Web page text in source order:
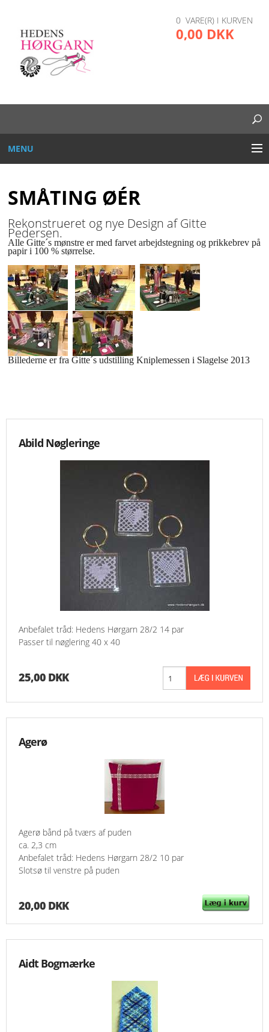
0 VARE(R) I KURVEN
0,00 DKK
MENU
DIVERSE
GARN OG TRÅD
GLAS, PLAST, METAL
KNIPLING
MØNSTRE OG BØGER
ORKIS
KURV
EMAIL
SMÅTING ØÉR
Rekonstrueret og nye Design af Gitte
Pedersen.
Alle Gitte´s mønstre er med farvet arbejdstegning og prikkebrev på
papir i 100 % størrelse.
Billederne er fra Gitte´s udstilling Kniplemessen i Slagelse 2013
Abild Nøgleringe
Anbefalet tråd: Hedens Hørgarn 28/2 14 par
Passer til nøglering 40 x 40
25,00 DKK
Agerø
Agerø bånd på tværs af puden
ca. 2,3 cm
Anbefalet tråd: Hedens Hørgarn 28/2 10 par
Slotsø til venstre på puden
20,00 DKK
Aidt Bogmærke